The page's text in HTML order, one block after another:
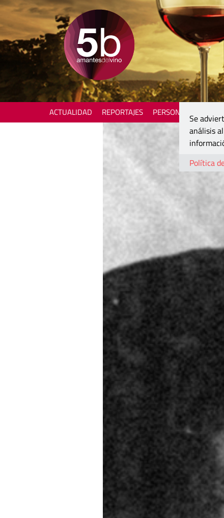
ACTUALIDAD REPORTAJES PERSONAJES
Se
análisis
Política